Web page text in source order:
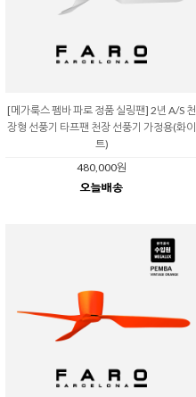
[메가룩스 펨바 파로 정품 실링팬] 2년 A/S 천
장형 선풍기 타프팬 천장 선풍기 가정용(화이
트)
480,000원